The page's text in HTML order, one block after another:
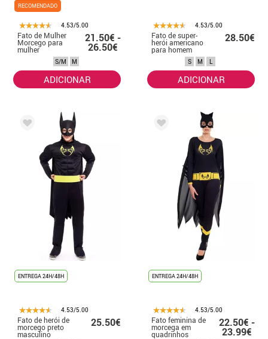
RECOMENDADO
4.53/5.00
Fato de Mulher
Morcego para
mulher
21.50€ -
26.50€
S/M M
ADICIONAR
4.53/5.00
Fato de super-
herói americano
para homem
28.50€
S M L
ADICIONAR
ENTREGA 24H/48H
4.53/5.00
Fato de herói de
morcego preto
masculino
25.50€
ENTREGA 24H/48H
4.53/5.00
Fato feminina de
morcega em
quadrinhos
22.50€ -
23.99€